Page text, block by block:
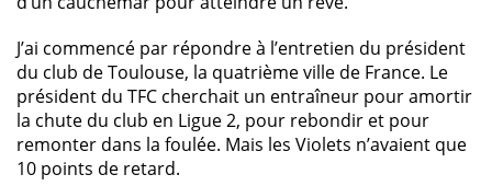
J’ai commencé par répondre à l’entretien du président
du club de Toulouse, la quatrième ville de France. Le
président du TFC cherchait un entraîneur pour amortir
la chute du club en Ligue 2, pour rebondir et pour
remonter dans la foulée. Mais les Violets n’avaient que
10 points de retard.